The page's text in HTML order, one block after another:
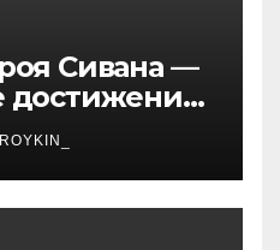
Сивана —
достижения,
и
жизнь гуру